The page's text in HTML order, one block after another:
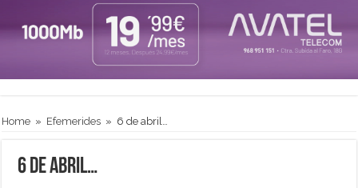
Home » Efemerides » 6 de abril…
6 de abril…